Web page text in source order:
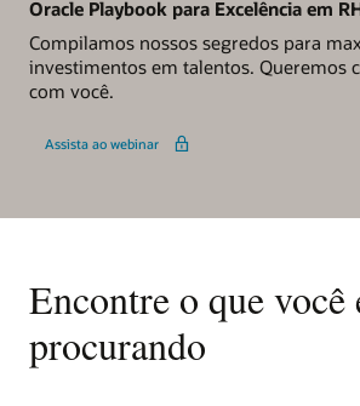
Oracle Playbook para Excelência em
Compilamos nossos segredos para
investimentos em talentos. Queremos
com você.
Assista ao webinar
Encontre o que você
procurando